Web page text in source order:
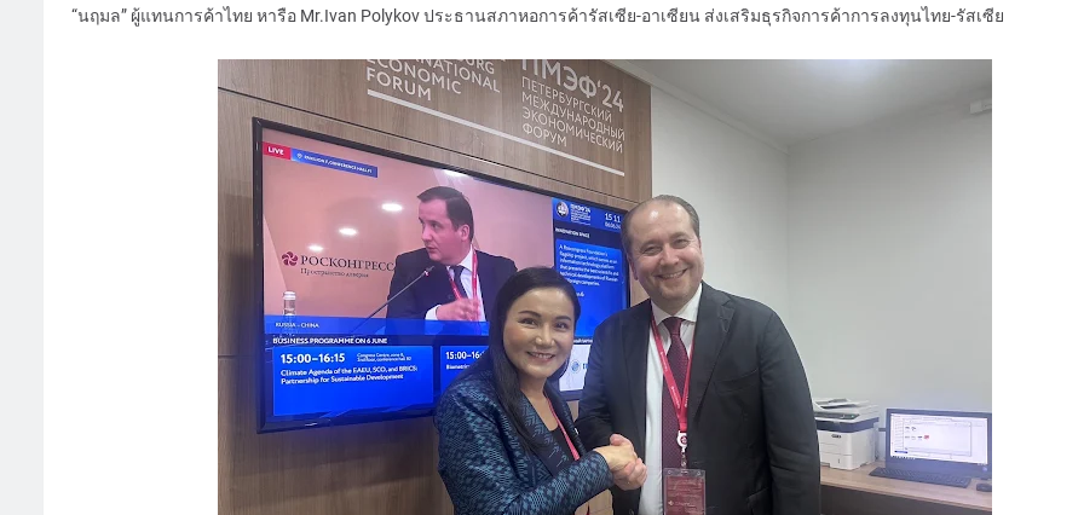
“นฤมล” ผู้แทนการค้าไทย หารือ Mr.Ivan Polykov ประธานสภาหอการค้ารัสเซีย-อาเซียน ส่งเสริมธุรกิจการค้าการลงทุนไทย-รัสเซีย